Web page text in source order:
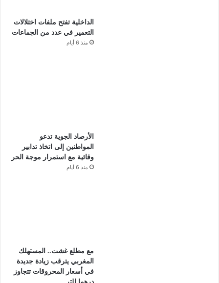
الداخلية تفتح ملفات اختلالات
التعمير في عدد من الجماعات
منذ 6 أيام
الأرصاد الجوية تدعو
المواطنين إلى اتخاذ تدابير
وقائية مع استمرار موجة الحر
منذ 6 أيام
مع مطلع غشت.. المستهلك
المغربي يترقب زيادة جديدة
في أسعار المحروقات تتجاوز
درهما للتر